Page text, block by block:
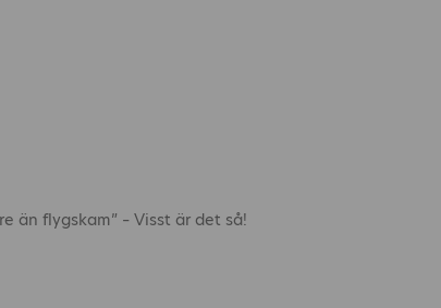
än flygskam” – Visst är det så!